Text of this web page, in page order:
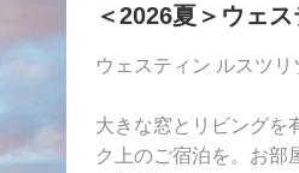
＜2026夏＞ウェ
ウェスティン ルスツ
大きな窓とリビングを
ク上のご宿泊を。お部